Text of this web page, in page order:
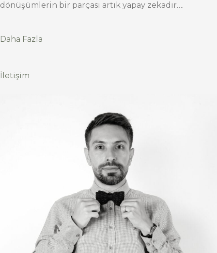
dönüşümlerin bir parçası artık yapay zekadır….
Daha Fazla
İletişim